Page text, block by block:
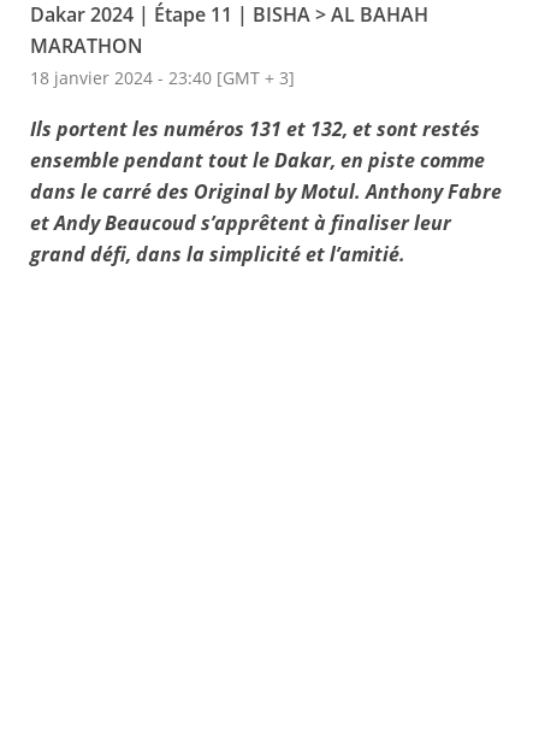
Dakar 2024 | Étape 11 | BISHA > AL BAHAH
MARATHON
18 janvier 2024 - 23:40 [GMT + 3]
Ils portent les numéros 131 et 132, et sont restés
ensemble pendant tout le Dakar, en piste comme
dans le carré des Original by Motul. Anthony Fabre
et Andy Beaucoud s’apprêtent à finaliser leur
grand défi, dans la simplicité et l’amitié.